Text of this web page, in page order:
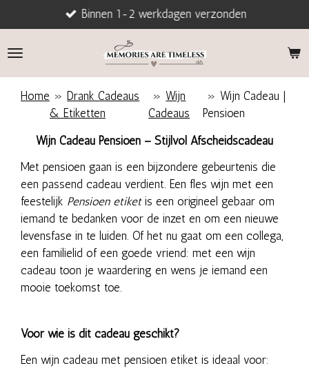
direct
naar
Binnen 1-2 werkdagen verzonden
Home » Drank Cadeaus
& Etiketten
» Wijn
Cadeaus
» Wijn Cadeau |
Pensioen
Wijn Cadeau Pensioen – Stijlvol Afscheidscadeau
Met pensioen gaan is een bijzondere gebeurtenis die
een passend cadeau verdient. Een fles wijn met een
feestelijk Pensioen etiketis een origineel gebaar om
iemand te bedanken voor de inzet en om een nieuwe
levensfase in te luiden. Of het nu gaat om een collega,
een familielid of een goede vriend: met een wijn
cadeau toon je waardering en wens je iemand een
mooie toekomst toe.
Voor wie is dit cadeau geschikt?
Een wijn cadeau met pensioen etiket is ideaal voor: